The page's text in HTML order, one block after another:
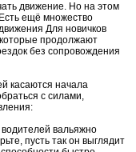
движение. Но на этом
ещё множество
Для новичков
продолжают
без сопровождения
касаются начала
с силами,
вальяжно
пусть так он выглядит